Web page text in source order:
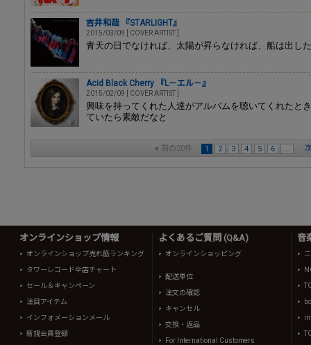
吉井和哉 『STARLIGHT』
2015/03/09 [ COVER ARTIST ]
青天の日でなければ、太陽が昇らなければ、船は出し
Acid Black Cherry 『L－エル－』
2015/02/09 [ COVER ARTIST ]
興味を持ってくれた人達がアルバムを聴いてくれたと
ていたら素敵だなと
前の20件 1 2 3 4 5 6 ...
オンラインショップ情報
オンラインショップ売れ筋ランキング
タワーレコード全店チャート
セール＆キャンペーン
注目アイテム
インフォメーションメール
新規会員登録
よくあるご質問 (Q&A)
オンラインショッピング
配送単位
注文の確認
キャンセル
交換・返品
For International Customers
音